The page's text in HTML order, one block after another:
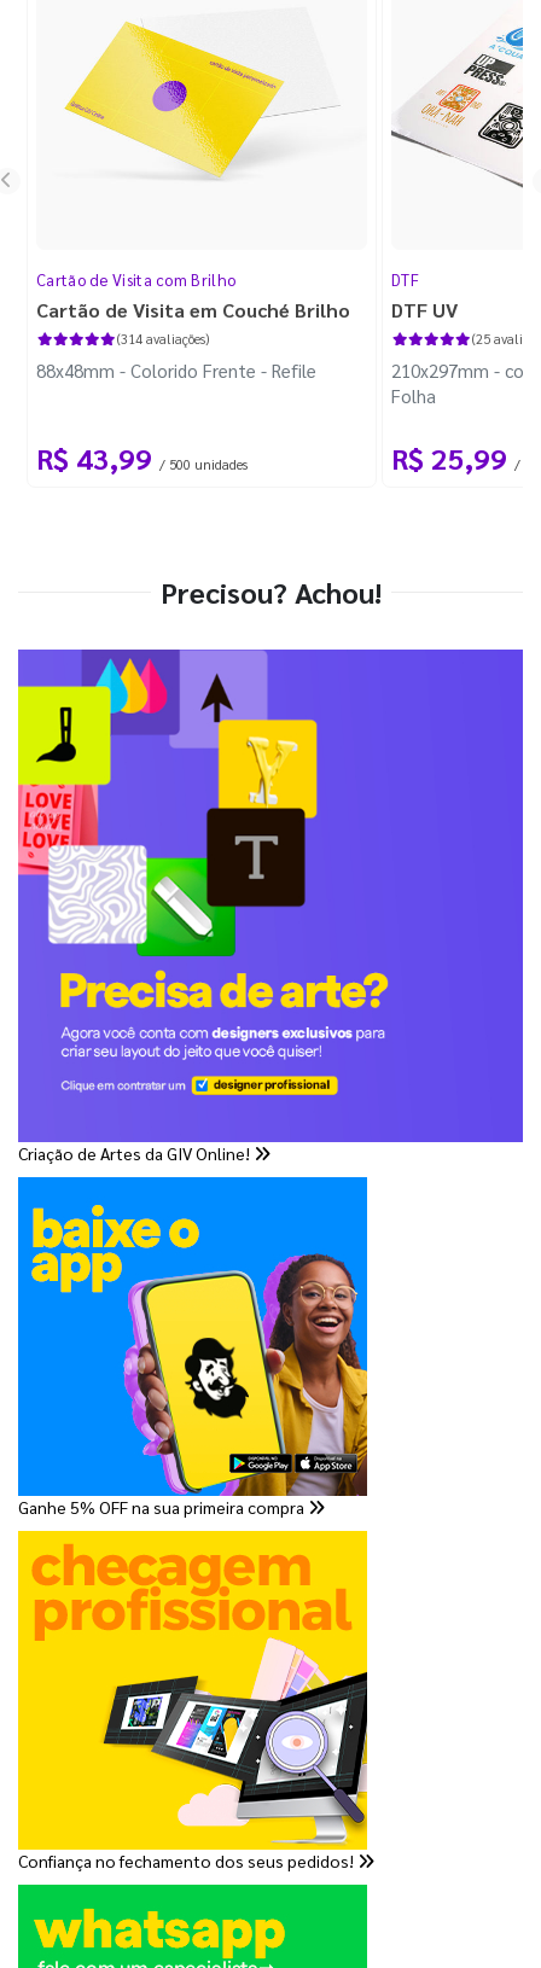
Cartão de Visita com Brilho
Cartão de Visita em Couché Brilho
(314 avaliações)
88x48mm - Colorido Frente - Refile
R$ 43,99 / 500 unidades
DTF
DTF UV
(25
210x297mm -
Folha
R$ 25,99 / 1
Precisou? Achou!
Criação de Artes da GIV Online!
Ganhe 5% OFF na sua primeira compra
Confiança no fechamento dos seus pedidos!